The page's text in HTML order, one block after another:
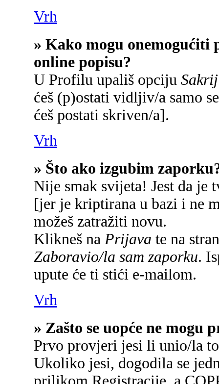
Vrh
» Kako mogu onemogućiti
online popisu?
U Profilu upališ opciju
ćeš (p)ostati vidljiv/a samo
ćeš postati skriven/a].
Vrh
» Što ako izgubim
Nije smak svijeta! Jest da je
[jer je kriptirana u bazi i ne
možeš zatražiti novu.
Klikneš na Prijava te na
Zaboravio/la sam zaporku.
upute će ti stići e-mailom.
Vrh
» Zašto se uopće ne mogu
Prvo provjeri jesi li unio/la
Ukoliko jesi, dogodila se